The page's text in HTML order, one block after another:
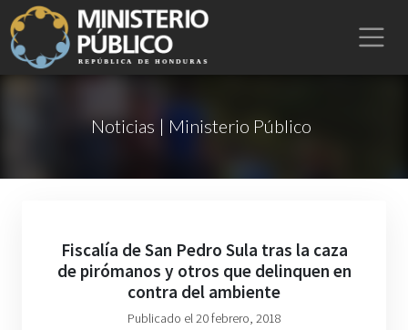
Noticias | Ministerio Público
Fiscalía de San Pedro Sula tras la caza
de pirómanos y otros que delinquen en
contra del ambiente
Publicado el 20 febrero, 2018